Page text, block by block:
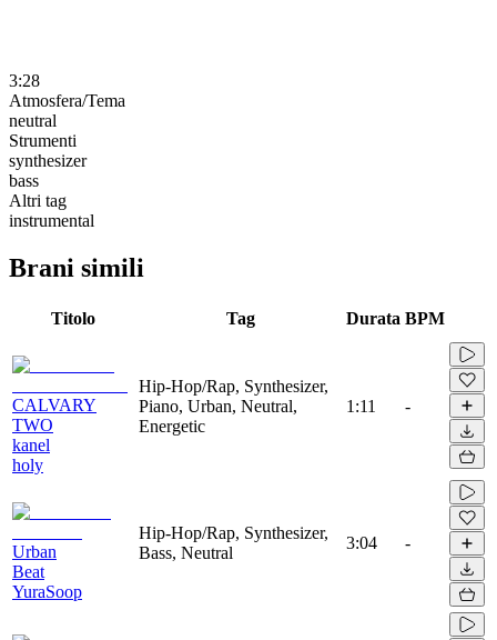
3:28
Atmosfera/Tema
neutral
Strumenti
synthesizer
bass
Altri tag
instrumental
Brani simili
Titolo Tag Durata BPM
CALVARY
TWO
kanel
holy
Hip-Hop/Rap, Synthesizer,
Piano, Urban, Neutral,
Energetic
1:11 -
Urban
Beat
YuraSoop
Hip-Hop/Rap, Synthesizer,
Bass, Neutral
3:04 -